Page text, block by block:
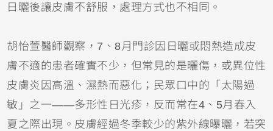
日曬後讓皮膚不舒服，處理方式也不相同。
胡怡萱醫師觀察，7、8月門診因日曬或悶熱造成皮
膚不適的患者確實不少，但常見的是曬傷，或異位性
皮膚炎 因高溫、濕熱而惡化；民眾口中的「太陽過
敏」之一——多形性日光疹，反而常在4、5月春入
夏之際出現。皮膚經過冬季較少的紫外線曝曬，若突